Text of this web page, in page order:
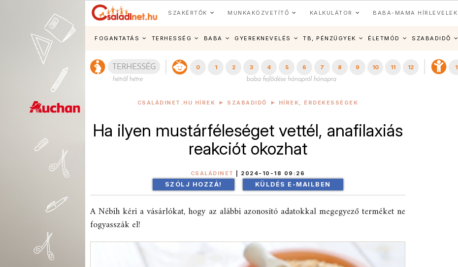
SZAKÉRTŐK MUNKAKÖZVETÍTŐ KALKULÁTOR BABA-MAMA HÍRLEVELEK
FOGANTATÁS TERHESSÉG BABA GYEREKNEVELÉS TB, PÉNZÜGYEK ÉLETMÓD SZABADIDŐ
0 1 2 3 4 5 6 7 8 9 10 11 12 1
CSALÁDINET.HU HÍREK SZABADIDŐ HÍREK, ÉRDEKESSÉGEK
Ha ilyen mustárféleséget vettél, anafilaxiás
reakciót okozhat
CSALÁDINET 2024-10-18 09:26
SZÓLJ HOZZÁ! KÜLDÉS E-MAILBEN
A Nébih kéri a vásárlókat, hogy az alábbi azonosító adatokkal megegyező terméket ne
fogyasszák el!